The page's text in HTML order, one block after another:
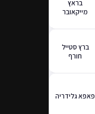
בראץ
מייקאובר
ברץ סטייל
חורף
פאפא גלידריה